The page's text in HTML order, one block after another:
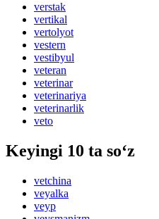
verstak
vertikal
vertolyot
vestern
vestibyul
veteran
veterinar
veterinariya
veterinarlik
veto
Keyingi 10 ta so‘z
vetchina
veyalka
veyp